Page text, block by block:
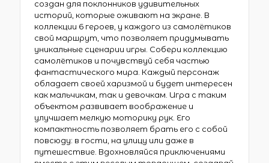
создан для поклонников удивительных
историй, которые оживают на экране. В
коллекции 6 героев, у каждого из самолётиков
свой маршрут, что позволяет придумывать
уникальные сценарии игры. Собери коллекцию
самолётиков и почувствуй себя частью
фантастического мира. Каждый персонаж
обладает своей харизмой и будет интересен
как мальчикам, так и девочкам. Игра с таким
объектом развивает воображение и
улучшает мелкую моторику рук. Его
компактность позволяет брать его с собой
повсюду: в гости, на улицу или даже в
путешествие. Вдохновляйся приключениями